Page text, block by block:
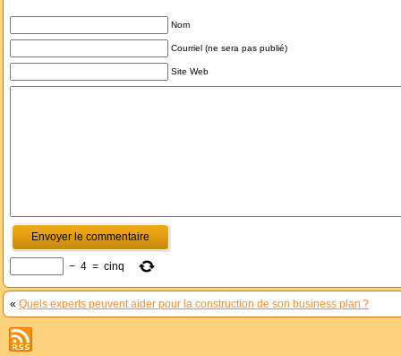
Nom
Courriel (ne sera pas publié)
Site Web
− 4 = cinq
« Quels experts peuvent aider pour la construction de son business plan ?